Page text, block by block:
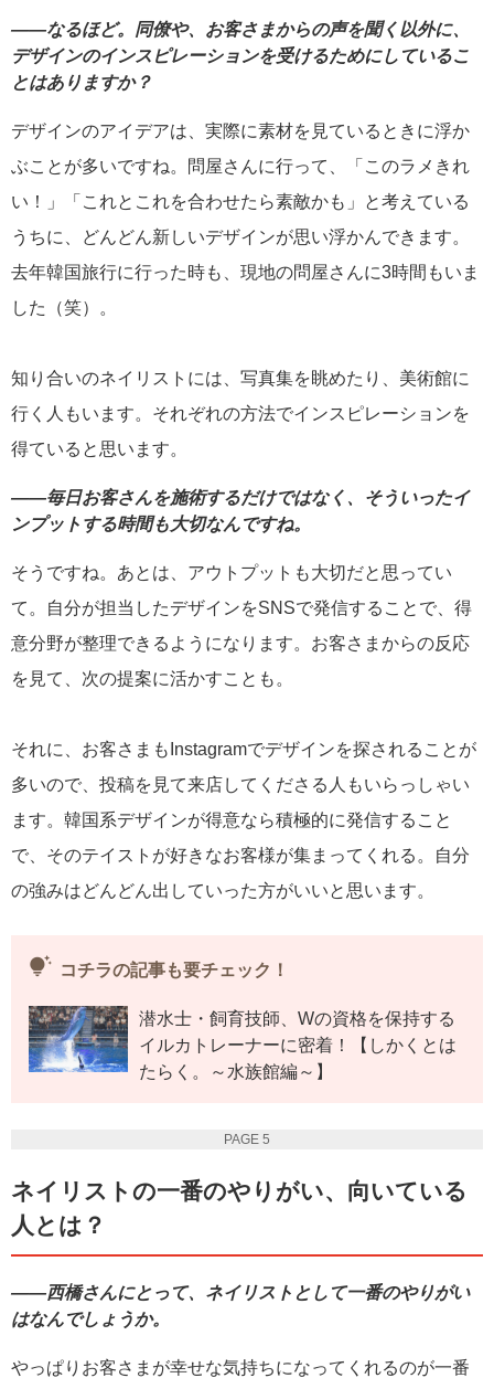
――なるほど。同僚や、お客さまからの声を聞く以外に、
デザインのインスピレーションを受けるためにしているこ
とはありますか？
デザインのアイデアは、実際に素材を見ているときに浮か
ぶことが多いですね。問屋さんに行って、「このラメきれ
い！」「これとこれを合わせたら素敵かも」と考えている
うちに、どんどん新しいデザインが思い浮かんできます。
去年韓国旅行に行った時も、現地の問屋さんに3時間もいま
した（笑）。
知り合いのネイリストには、写真集を眺めたり、美術館に
行く人もいます。それぞれの方法でインスピレーションを
得ていると思います。
――毎日お客さんを施術するだけではなく、そういったイ
ンプットする時間も大切なんですね。
そうですね。あとは、アウトプットも大切だと思ってい
て。自分が担当したデザインをSNSで発信することで、得
意分野が整理できるようになります。お客さまからの反応
を見て、次の提案に活かすことも。
それに、お客さまもInstagramでデザインを探されることが
多いので、投稿を見て来店してくださる人もいらっしゃい
ます。韓国系デザインが得意なら積極的に発信すること
で、そのテイストが好きなお客様が集まってくれる。自分
の強みはどんどん出していった方がいいと思います。
tips_and_updates コチラの記事も要チェック！
潜水士・飼育技師、Wの資格を保持する
イルカトレーナーに密着！【しかくとは
たらく。～水族館編～】
PAGE 5
ネイリストの一番のやりがい、向いている
人とは？
――西橋さんにとって、ネイリストとして一番のやりがい
はなんでしょうか。
やっぱりお客さまが幸せな気持ちになってくれるのが一番